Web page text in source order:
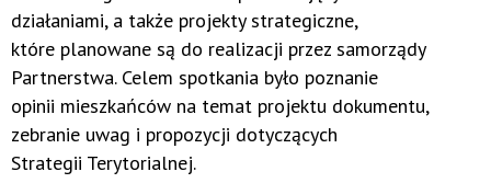
działaniami, a także projekty strategiczne,
które planowane są do realizacji przez samorządy
Partnerstwa. Celem spotkania było poznanie
opinii mieszkańców na temat projektu dokumentu,
zebranie uwag i propozycji dotyczących
Strategii Terytorialnej.